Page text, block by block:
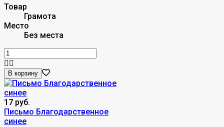
Товар
Грамота
Место
Без места
В корзину
17 руб.
Письмо Благодарственное
синее